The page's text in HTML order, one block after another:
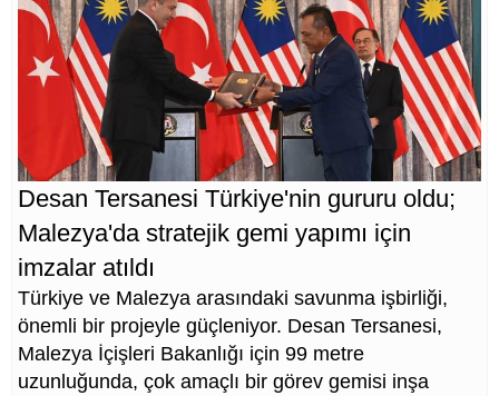
Desan Tersanesi Türkiye'nin gururu oldu;
Malezya'da stratejik gemi yapımı için
imzalar atıldı
Türkiye ve Malezya arasındaki savunma işbirliği,
önemli bir projeyle güçleniyor. Desan Tersanesi,
Malezya İçişleri Bakanlığı için 99 metre
uzunluğunda, çok amaçlı bir görev gemisi inşa